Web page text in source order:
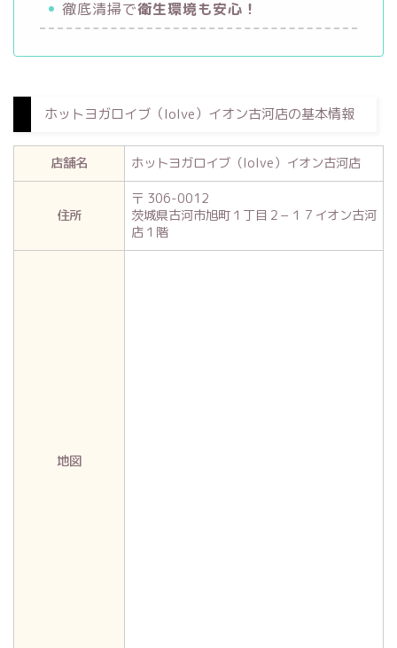
徹底清掃で衛生環境も安心！
ホットヨガロイブ（loIve）イオン古河店の基本情報
店舗名 ホットヨガロイブ（loIve）イオン古河店
住所
〒 306-0012
茨城県古河市旭町１丁目２−１７イオン古河
店１階
地図